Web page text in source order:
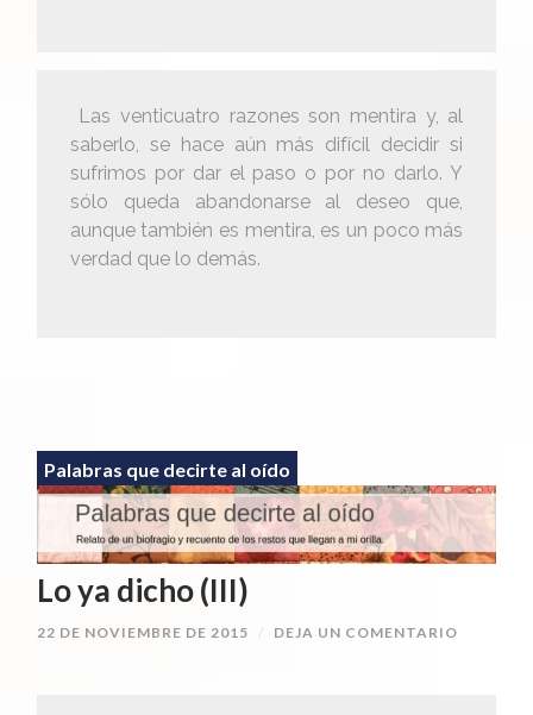
Las venticuatro razones son mentira y, al
saberlo, se hace aún más difícil decidir si
sufrimos por dar el paso o por no darlo. Y
sólo queda abandonarse al deseo que,
aunque también es mentira, es un poco más
verdad que lo demás.
Palabras que decirte al oído
Lo ya dicho (III)
22 DE NOVIEMBRE DE 2015 / DEJA UN COMENTARIO